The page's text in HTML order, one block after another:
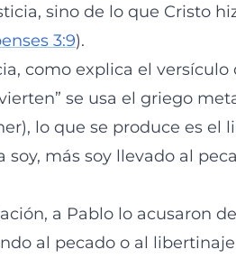
sino de lo que Cristo
3:9).
como explica el versículo
se usa el griego
lo que se produce es el
más soy llevado al
a Pablo lo acusaron
al pecado o al